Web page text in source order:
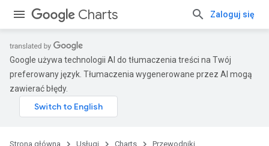
Charts Zaloguj się
Google używa technologii AI do tłumaczenia treści na Twój
preferowany język. Tłumaczenia wygenerowane przez AI mogą
zawierać błędy.
Strona główna Usługi Charts Przewodniki